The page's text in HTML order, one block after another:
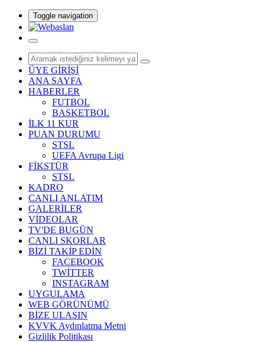
Toggle navigation
ÜYE GİRİŞİ
ANA SAYFA
HABERLER
FUTBOL
BASKETBOL
İLK 11 KUR
PUAN DURUMU
STSL
UEFA Avrupa Ligi
FİKSTÜR
STSL
KADRO
CANLI ANLATIM
GALERİLER
VİDEOLAR
TV'DE BUGÜN
CANLI SKORLAR
BİZİ TAKİP EDİN
FACEBOOK
TWİTTER
INSTAGRAM
UYGULAMA
WEB GÖRÜNÜMÜ
BİZE ULAŞIN
KVVK Aydınlatma Metni
Gizlilik Politikası